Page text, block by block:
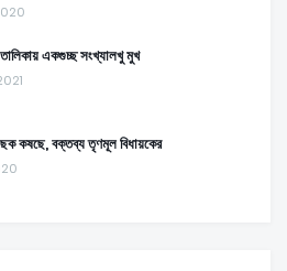
তালিকায় একগুচ্ছ সংখ্যালখু মুখ
কষছে, বক্তব্য তৃণমূল বিধায়কের